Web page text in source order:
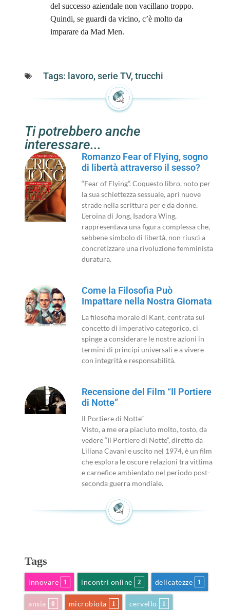
del successo aziendale non vacillano troppo.
Quindi, se guardi da vicino, c’è molto da
imparare da Mad Men.
Tags: lavoro, serie TV, trucchi
Ti potrebbero anche
interessare...
Romanzo Fear of Flying, sogno
di libertà attraverso il sesso?
“Fear of Flying”. Coquesto libro, noto per
la sua schiettezza sessuale, aprì nuove
strade nella scrittura per e da donne.
L’eroina di Jong, Isadora Wing,
rappresentava una figura complessa che,
sebbene simbolo di libertà, non riuscì a
concretizzare una rivoluzione femminista
duratura.
Come la Filosofia Può
Impattare nella Nostra Giornata
La filosofia morale di Kant, centrata sul
concetto di imperativo categorico, ci
spinge a considerare le nostre azioni in
termini di principi universali e a vivere
con integrità e responsabilità.
Recensione del Film “Il Portiere
di Notte”
Il Portiere di Notte”
Visto, a me era piaciuto molto, tosto, da
vedere “Il Portiere di Notte”, diretto da
Liliana Cavani e uscito nel 1974, è un film
che esplora le oscure relazioni tra vittima
e carnefice ambientato nel periodo post-
seconda guerra mondiale.
Tags
innovare 1 incontri online 2 delicatezze 1
ansia 0 microbiota 1 cervello 1